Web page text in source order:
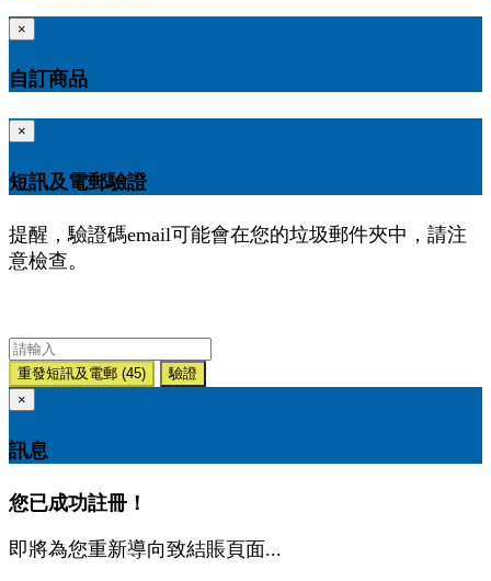
×
自訂商品
×
短訊及電郵驗證
提醒，驗證碼email可能會在您的垃圾郵件夾中，請注
意檢查。
重發短訊及電郵 (45)
驗證
×
訊息
您已成功註冊！
即將為您重新導向致結賬頁面...